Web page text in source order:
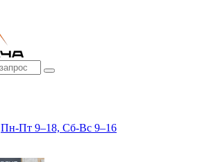
Пн-Пт 9–18, Сб-Вс 9–16